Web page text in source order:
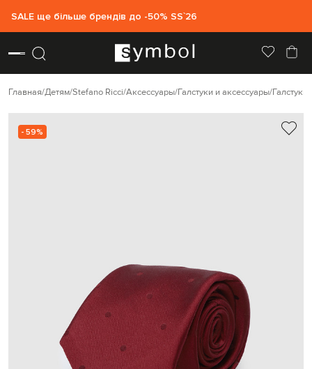
SALE ще більше брендів до -50% SS`26
Главная Детям Stefano Ricci Аксессуары Галстуки и аксессуары Галстуки
- 59%